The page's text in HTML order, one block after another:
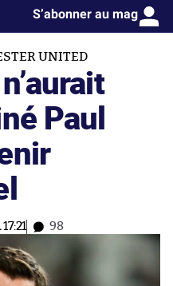
S’abonner au mag
UNITED
Paul
98